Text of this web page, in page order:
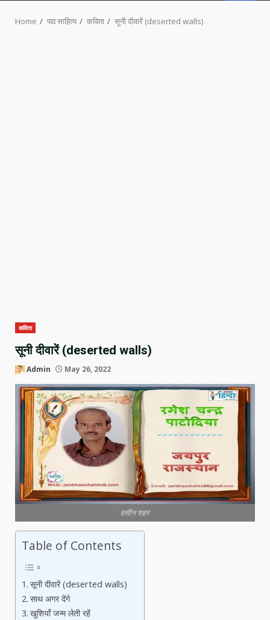
Home पद्य साहित्य कविता सूनी दीवारें (deserted walls)
कविता
सूनी दीवारें (deserted walls)
Admin May 26, 2022
हसीन शहर
Table of Contents
सूनी दीवारें (deserted walls)
साथ अगर देंगे
खुशियाँ जन्म लेती रहें